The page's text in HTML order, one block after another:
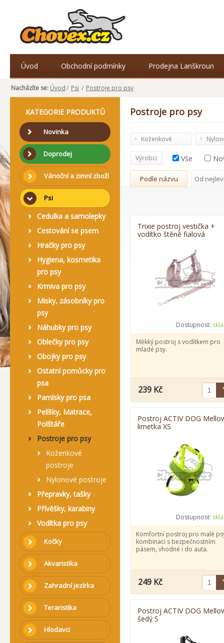
Úvod Obchodní podmínky Prodejna Lanškroun
Nacházíte se: Úvod/ Psi / Postroje pro psy
KATEGORIE PRODUKTŮ
Novinka
Doprodej
Vánoční a zimní zboží
Psi
Cedulka a samolepky
Cestování se psem
Hračky pro psy
Hygiena, kosmetika
pro psy
Krmiva pro psy
Misky, zásobníky pro
psy
Náhubky pro psy
Oblečky pro psy
Obojky pro psy
Ostatní pomůcky pro
psa
Pamlsky pro psa
Pelíšky, Matrace,
Polštáře
Postroje pro psy
Koženkové
postroje
Nylonové postroje
Přepravky, tašky
Přívěšky, karabiny
Vodítka pro psy
Kočky
Akvaristika
Zahradní jezírka
Teraristika
Hlodavci
Postroje pro psy
Koženkové
Výrobci
Vše
Podle názvu Od
Trixie postroj vestička +
vodítko štěně fialová
Dostupnost:
Měkký postroj s vodítkem pro
mladé psy.
239 Kč
Postroj ACTIV DOG
limetka XS
Dostupnost:
Komfortní postroj pro malé
kombinaci s bezpečnostním
pásem, vhodné i do auta.
249 Kč
Postroj ACTIV DOG
šedý S